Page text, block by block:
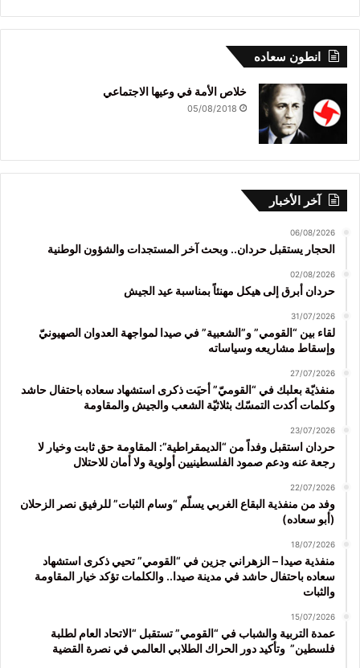
انطون سعاده
خلاص الأمة في وعيها الاجتماعي
05/08/2018
آخر الأخبار
06/08/2026
الحجار يستقبل حردان.. وبحث آخر المستجدات والشؤون الوطنية
02/08/2026
حردان أبرق إلى هيكل مهنئاً بمناسبة عيد الجيش
31/07/2026
لقاء بين “القومي” و”الشعبية” في صيدا لمواجهة العدوان الصهيونيّ
وإسقاط مشاريعه وسياساته
27/07/2026
منفذيّة بعلبك في “القوميّ” أحيَت ذكرى استشهاد سعاده باحتفال حاشد
وكلمات أكدت التمسّك بثلاثيّة الشعب والجيش والمقاومة
23/07/2026
حردان استقبل وفداً من “الديمقراطية”: المقاومة حق ثابت وخيار لا
رجعة عنه ودعم صمود الفلسطينيين أولوية ولا أمان للاحتلال
22/07/2026
وفد من منفذية البقاع الغربي يسلّم “وسام الثبات” للرفيق نصر الزحلان
(أبو سعاده)
18/07/2026
منفذية صيدا – الزهراني جزين في “القومي” تحيي ذكرى استشهاد
سعاده باحتفال حاشد في مدينة صيدا.. والكلمات تؤكد خيار المقاومة
والثبات
15/07/2026
عمدة التربية والشباب في “القومي” تستقبل “الاتحاد العام لطلبة
فلسطين” وتأكيد دور الحراك الطلابي العالمي في نصرة القضية